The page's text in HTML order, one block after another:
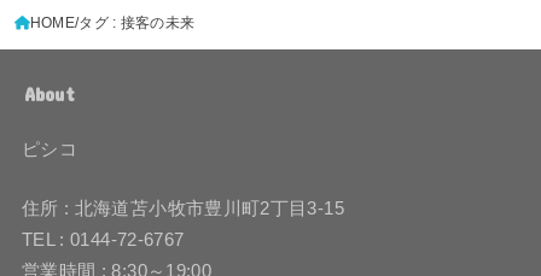
HOME タグ : 接客の未来
About
ピシコ
住所 : 北海道苫小牧市豊川町2丁目3-15
TEL : 0144-72-6767
営業時間 : 8:30～19:00